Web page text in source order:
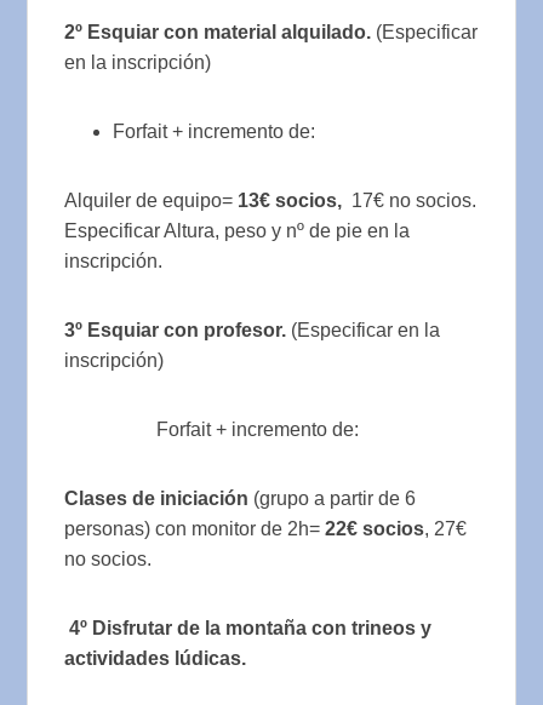
2º Esquiar con material alquilado. (Especificar
en la inscripción)
Forfait + incremento de:
Alquiler de equipo= 13€ socios, 17€ no socios.
Especificar Altura, peso y nº de pie en la
inscripción.
3º Esquiar con profesor. (Especificar en la
inscripción)
Forfait + incremento de:
Clases de iniciación (grupo a partir de 6
personas) con monitor de 2h= 22€ socios, 27€
no socios.
4º Disfrutar de la montaña con trineos y
actividades lúdicas.